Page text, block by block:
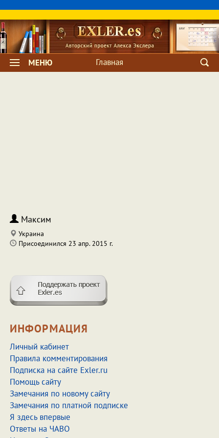
МЕНЮ Главная
Максим
Украина
Присоединился 23 апр. 2015 г.
ИНФОРМАЦИЯ
Личный кабинет
Правила комментирования
Подписка на сайте Exler.ru
Помощь сайту
Замечания по новому сайту
Замечания по платной подписке
Я здесь впервые
Ответы на ЧАВО